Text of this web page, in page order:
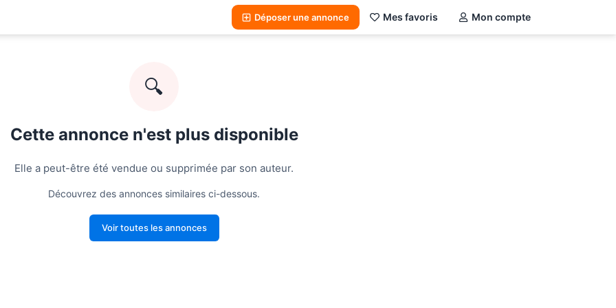
Déposer une annonce Mes favoris Mon compte
🔍
Cette annonce n'est plus disponible
Elle a peut-être été vendue ou supprimée par son auteur.
Découvrez des annonces similaires ci-dessous.
Voir toutes les annonces